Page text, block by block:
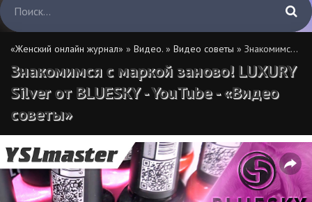
«Женский онлайн журнал» » Видео. » Видео советы » Знакомимся с маркой заново! LUXURY Silver от BLUESKY - YouTube - «Видео советы»
Знакомимся с маркой заново! LUXURY
Silver от BLUESKY - YouTube - «Видео
советы»